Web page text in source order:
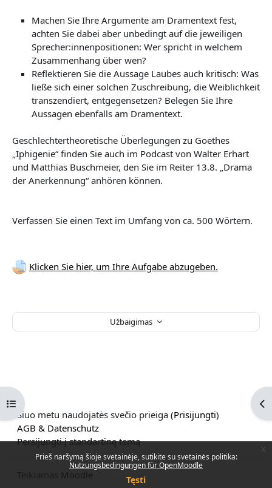
Prieš naršymą šioje svetainėje, sutikite su svetainės politika:
Nutzungsbedingungen für OpenMoodle
Tęsti
Atverti kurso rodyklę
Užbaigimas
Machen Sie Ihre Argumente am Dramentext fest,
achten Sie dabei aber unbedingt auf die jeweiligen
Sprecher:innenpositionen: Wer spricht in welchem
Zusammenhang über wen?
Reflektieren Sie die Aussage Laubes auch kritisch: Was
ließe sich einer solchen Zuschreibung, die Weiblichkeit
transzendiert, entgegensetzen? Belegen Sie Ihre
Aussagen ebenfalls am Dramentext.
Geschlechtertheoretische Überlegungen zu Goethes
„Iphigenie“ finden Sie auch im Podcast von Walter Erhart
und Matthias Buschmeier, den Sie im Reiter 13.8. „Drama
der Anerkennung“ anhören können.
Verfassen Sie einen Text im Umfang von ca. 500 Wörtern.
Klicken Sie hier, um Ihre Aufgabe abzugeben.
Šiuo metu naudojatės svečio prieiga (Prisijungti)
AGB & Datenschutz
Persijungti į standartinę temą
Moodle